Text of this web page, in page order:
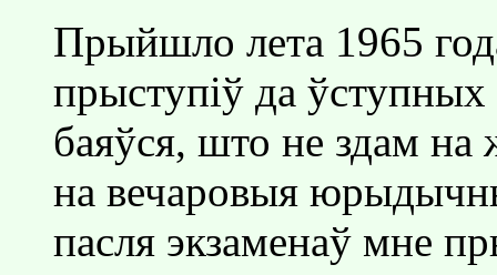
Прыйшло лета 1965
прыступiў да ўступных
баяўся, што не здам
на вечаровыя
пасля экзаменаў мне